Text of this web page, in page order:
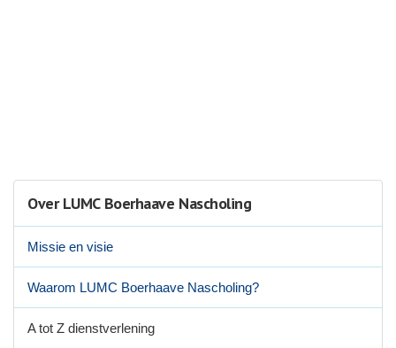
Over LUMC Boerhaave Nascholing
Missie en visie
Waarom LUMC Boerhaave Nascholing?
A tot Z dienstverlening